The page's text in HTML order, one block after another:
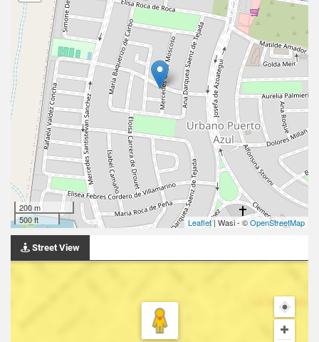
200 m
500 ft
Leaflet| Wasi - ©OpenStreetMap
Street View